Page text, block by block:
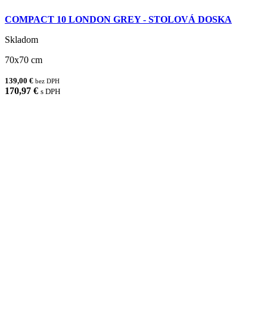
COMPACT 10 LONDON GREY - STOLOVÁ DOSKA
Skladom
70x70 cm
139,00 € bez DPH
170,97 € s DPH